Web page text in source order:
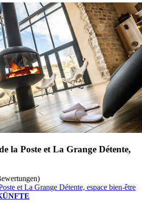
la Poste et La Grange Détente,
et La Grange Détente, espace bien-être